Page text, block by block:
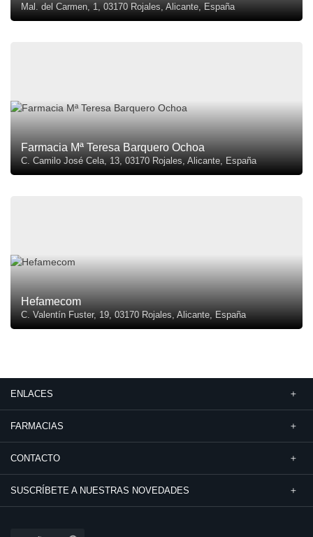
Mal. del Carmen, 1, 03170 Rojales, Alicante, España
Farmacia Mª Teresa Barquero Ochoa
C. Camilo José Cela, 13, 03170 Rojales, Alicante, España
Hefamecom
C. Valentín Fuster, 19, 03170 Rojales, Alicante, España
ENLACES
FARMACIAS
CONTACTO
SUSCRÍBETE A NUESTRAS NOVEDADES